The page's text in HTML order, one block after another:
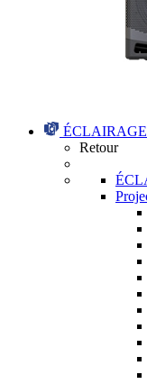
ÉCLAIRAGE
Retour